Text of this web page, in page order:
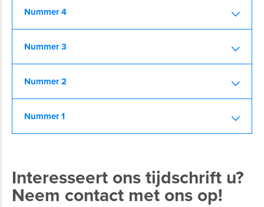
Nummer 4
Nummer 3
Nummer 2
Nummer 1
Interesseert ons tijdschrift u?
Neem contact met ons op!